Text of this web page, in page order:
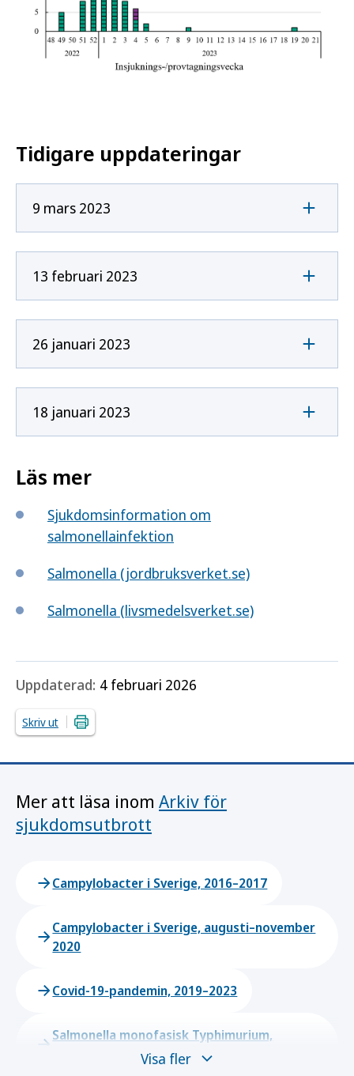
Tidigare uppdateringar
9 mars 2023
13 februari 2023
26 januari 2023
18 januari 2023
Läs mer
Sjukdomsinformation om
salmonellainfektion
Salmonella (jordbruksverket.se)
Salmonella (livsmedelsverket.se)
Uppdaterad: 4 februari 2026
Skriv ut
Mer att läsa inom Arkiv för
sjukdomsutbrott
Campylobacter i Sverige, 2016–2017
Campylobacter i Sverige, augusti–november
2020
Covid-19-pandemin, 2019–2023
Salmonella monofasisk Typhimurium,
december 2021–juni 2022
Visa fler